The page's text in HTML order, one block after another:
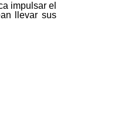
impulsar el
llevar sus